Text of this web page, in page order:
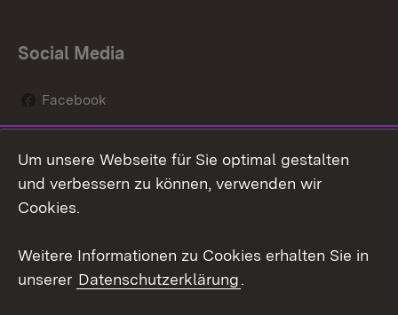
Social Media
Facebook
Social Wall
Youtube
Kontakt
Datenschutz
Um unsere Webseite für Sie optimal gestalten
und verbessern zu können, verwenden wir
Cookies.
Weitere Informationen zu Cookies erhalten Sie in
unserer Datenschutzerklärung.